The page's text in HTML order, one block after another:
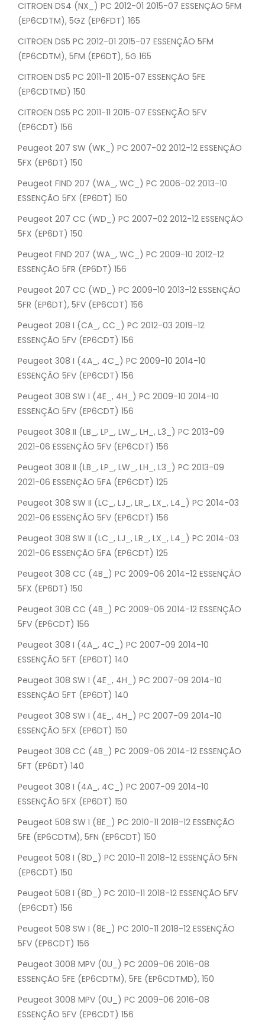
CITROEN DS4 (NX_) PC 2012-01 2015-07 ESSENÇÃO 5FM
(EP6CDTM), 5GZ (EP6FDT) 165
CITROEN DS5 PC 2012-01 2015-07 ESSENÇÃO 5FM
(EP6CDTM), 5FM (EP6DT), 5G 165
CITROEN DS5 PC 2011-11 2015-07 ESSENÇÃO 5FE
(EP6CDTMD) 150
CITROEN DS5 PC 2011-11 2015-07 ESSENÇÃO 5FV
(EP6CDT) 156
Peugeot 207 SW (WK_) PC 2007-02 2012-12 ESSENÇÃO
5FX (EP6DT) 150
Peugeot FIND 207 (WA_, WC_) PC 2006-02 2013-10
ESSENÇÃO 5FX (EP6DT) 150
Peugeot 207 CC (WD_) PC 2007-02 2012-12 ESSENÇÃO
5FX (EP6DT) 150
Peugeot FIND 207 (WA_, WC_) PC 2009-10 2012-12
ESSENÇÃO 5FR (EP6DT) 156
Peugeot 207 CC (WD_) PC 2009-10 2013-12 ESSENÇÃO
5FR (EP6DT), 5FV (EP6CDT) 156
Peugeot 208 I (CA_, CC_) PC 2012-03 2019-12
ESSENÇÃO 5FV (EP6CDT) 156
Peugeot 308 I (4A_, 4C_) PC 2009-10 2014-10
ESSENÇÃO 5FV (EP6CDT) 156
Peugeot 308 SW I (4E_, 4H_) PC 2009-10 2014-10
ESSENÇÃO 5FV (EP6CDT) 156
Peugeot 308 II (LB_, LP_, LW_, LH_, L3_) PC 2013-09
2021-06 ESSENÇÃO 5FV (EP6CDT) 156
Peugeot 308 II (LB_, LP_, LW_, LH_, L3_) PC 2013-09
2021-06 ESSENÇÃO 5FA (EP6CDT) 125
Peugeot 308 SW II (LC_, LJ_, LR_, LX_, L4_) PC 2014-03
2021-06 ESSENÇÃO 5FV (EP6CDT) 156
Peugeot 308 SW II (LC_, LJ_, LR_, LX_, L4_) PC 2014-03
2021-06 ESSENÇÃO 5FA (EP6CDT) 125
Peugeot 308 CC (4B_) PC 2009-06 2014-12 ESSENÇÃO
5FX (EP6DT) 150
Peugeot 308 CC (4B_) PC 2009-06 2014-12 ESSENÇÃO
5FV (EP6CDT) 156
Peugeot 308 I (4A_, 4C_) PC 2007-09 2014-10
ESSENÇÃO 5FT (EP6DT) 140
Peugeot 308 SW I (4E_, 4H_) PC 2007-09 2014-10
ESSENÇÃO 5FT (EP6DT) 140
Peugeot 308 SW I (4E_, 4H_) PC 2007-09 2014-10
ESSENÇÃO 5FX (EP6DT) 150
Peugeot 308 CC (4B_) PC 2009-06 2014-12 ESSENÇÃO
5FT (EP6DT) 140
Peugeot 308 I (4A_, 4C_) PC 2007-09 2014-10
ESSENÇÃO 5FX (EP6DT) 150
Peugeot 508 SW I (8E_) PC 2010-11 2018-12 ESSENÇÃO
5FE (EP6CDTM), 5FN (EP6CDT) 150
Peugeot 508 I (8D_) PC 2010-11 2018-12 ESSENÇÃO 5FN
(EP6CDT) 150
Peugeot 508 I (8D_) PC 2010-11 2018-12 ESSENÇÃO 5FV
(EP6CDT) 156
Peugeot 508 SW I (8E_) PC 2010-11 2018-12 ESSENÇÃO
5FV (EP6CDT) 156
Peugeot 3008 MPV (0U_) PC 2009-06 2016-08
ESSENÇÃO 5FE (EP6CDTM), 5FE (EP6CDTMD), 150
Peugeot 3008 MPV (0U_) PC 2009-06 2016-08
ESSENÇÃO 5FV (EP6CDT) 156